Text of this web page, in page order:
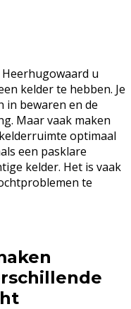
u
kelder te hebben. Je
in bewaren en de
Maar vaak maken
optimaal
een pasklare
kelder. Het is vaak
te